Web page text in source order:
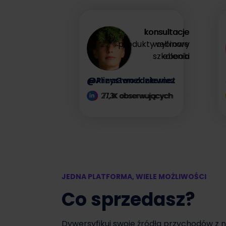
zysk
Zyskaj
konsultacje
webinary
ebooki
@PrzystanekInternet
71,3K obserwujących
konsultacje
produkty cyfrowe
szkolenia
@AlinaGwozdziewicz
27,1K obserwujących
JEDNA PLATFORMA, WIELE MOŻLIWOŚCI
Co sprzedasz?